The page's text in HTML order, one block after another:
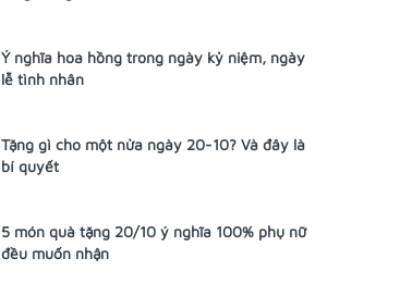
Ý nghĩa hoa hồng trong ngày kỷ niệm, ngày
lễ tình nhân
Tặng gì cho một nửa ngày 20-10? Và đây là
bí quyết
5 món quà tặng 20/10 ý nghĩa 100% phụ nữ
đều muốn nhận